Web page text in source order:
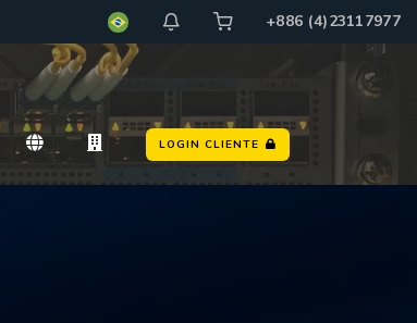
+886 (4)23117977
LOGIN CLIENTE